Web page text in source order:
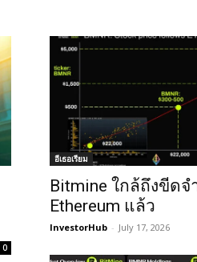
0
อีเธอเรียม
Bitmine ใกล้ถึงขีด
Ethereum แล้ว
InvestorHub - July 17, 2026